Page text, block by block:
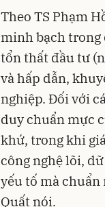
Theo TS Phạm
minh bạch trong
tổn thất đầu tư
và hấp dẫn,
nghiệp. Đối với
duy chuẩn mực
khứ, trong khi
công nghệ lõi,
yếu tố mà
Quất nói.